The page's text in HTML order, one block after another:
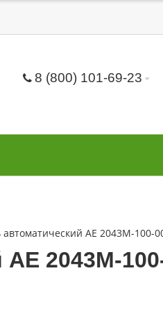
8 (800) 101-69-23
АЕ 2043М-100-
2043М-